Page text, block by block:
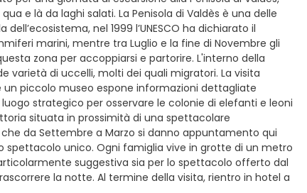
e là da laghi salati. La Penisola di Valdès è una delle
nel 1999 l’UNESCO ha dichiarato il
marini, mentre tra Luglio e la fine di Novembre gli
zona per accoppiarsi e partorire. L'interno della
varietà di uccelli, molti dei quali migratori. La visita
un piccolo museo espone informazioni dettagliate
luogo strategico per osservare le colonie di elefanti e leoni
situata in prossimità di una spettacolare
da Settembre a Marzo si danno appuntamento qui
spettacolo unico. Ogni famiglia vive in grotte di un metro
suggestiva sia per lo spettacolo offerto dal
la notte. Al termine della visita, rientro in hotel a